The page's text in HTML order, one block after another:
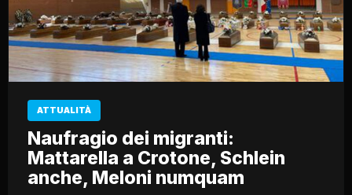
ATTUALITÀ
Naufragio dei migranti:
Mattarella a Crotone, Schlein
anche, Meloni numquam